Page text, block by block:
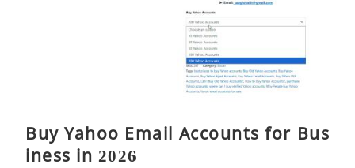
Buy Yahoo Email Accounts for Bus
iness in 2026